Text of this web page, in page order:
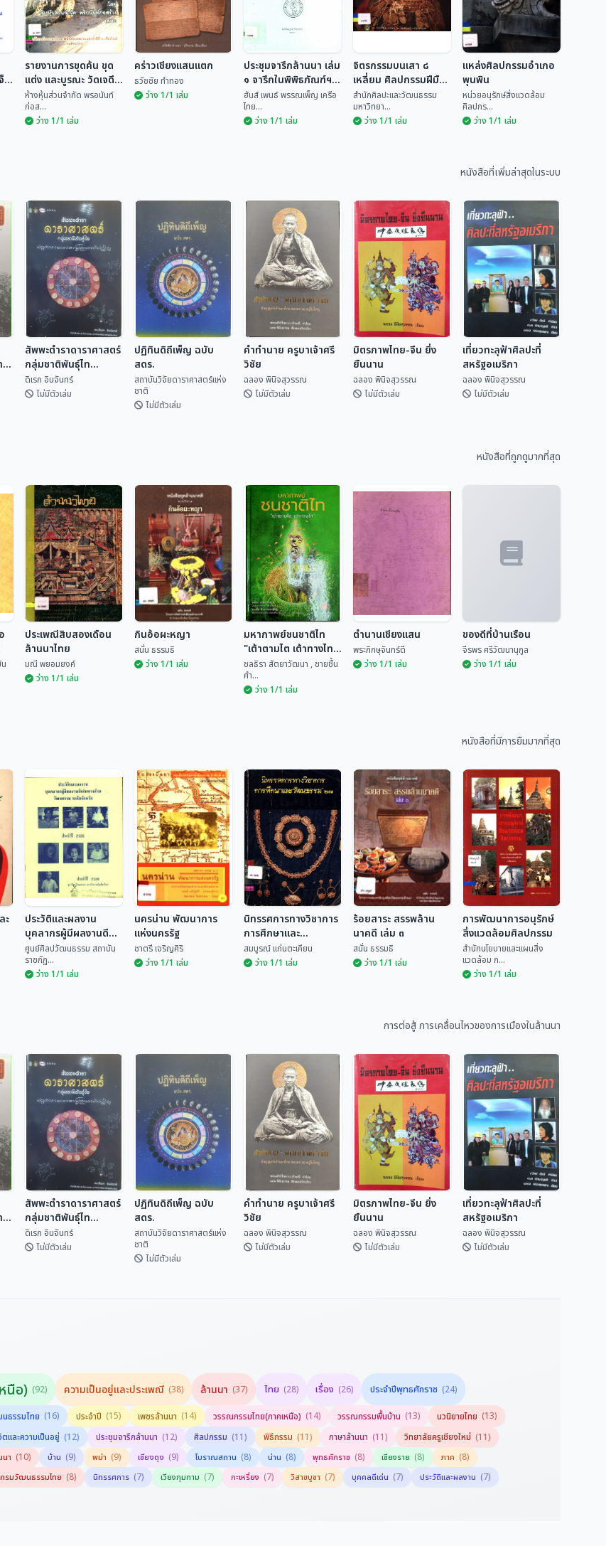
ด
รายงานการขุดค้น ขุด
แต่ง และบูรณะ วัดเจดีย์
หลวง อำเภอเชียงแสน
จังหวัดเชียงราย
ห้างหุ้นส่วนจำกัด พรอนันท์
ก่อส...
ว่าง 1/1 เล่ม
คร่าวเชียงแสนแตก
ธวัชชัย ทำทอง
ว่าง 1/1 เล่ม
ประชุมจารึกล้านนา เล่ม
๑ จารึกในพิพิธภัณฑ์ฯ
เชียงแสน
ฮันส์ เพนธ์ พรรณเพ็ญ เครือ
ไทย...
ว่าง 1/1 เล่ม
จิตรกรรมบนเสา ๘
เหลี่ยม ศิลปกรรมฝีมือ
ช่างพื้นบ้านวัดทรายงาม
อำเภอหล่มเก่า จังหวัด
เพชรบูรณ์
สำนักศิลปะและวัฒนธรรม
มหาวิทยา...
ว่าง 1/1 เล่ม
หน่วยอนุรักษ์สิ่งแวด...
แหล่งศิลปกรรมอำเภอ
พุนพิน
หน่วยอนุรักษ์สิ่งแวดล้อม
ศิลปกร...
ว่าง 1/1 เล่ม
หนังสือที่เพิ่มล่าสุดในระบบ
ก
สัพพะตำราดาราศาสตร์
กลุ่มชาติพันธุ์ไท
(ปริวรรตจากคัมภีร์ใบ
ลานและพับสา)
ดิเรก อินจันทร์
ไม่มีตัวเล่ม
ปฏิทินดิถีเพ็ญ ฉบับ
สดร.
สถาบันวิจัยดาราศาสตร์แห่ง
ชาติ
ไม่มีตัวเล่ม
คำทำนาย ครูบาเจ้าศรี
วิชัย
ฉลอง พินิจสุวรรณ
ไม่มีตัวเล่ม
มิตรภาพไทย-จีน ยิ่ง
ยืนนาน
ฉลอง พินิจสุวรรณ
ไม่มีตัวเล่ม
ฉลอง พินิจสุวรรณ
เที่ยวทะลุฟ้าศิลปะที่
สหรัฐอเมริกา
ฉลอง พินิจสุวรรณ
ไม่มีตัวเล่ม
หนังสือที่ถูกดูมากที่สุด
ประเพณีสิบสองเดือน
ล้านนาไทย
มณี พยอมยงค์
ว่าง 1/1 เล่ม
กินอ้อผะหญา
สนั่น ธรรมธิ
ว่าง 1/1 เล่ม
มหากาพย์ชนชาติไท
"เต้าตามไต เต้าทางไท"
เล่ม 2
ชลธิรา สัตยาวัฒนา , ชายชื้น
คำ...
ว่าง 1/1 เล่ม
ตำนานเชียงแสน
พระภิกษุจันทร์ดี
ว่าง 1/1 เล่ม
จีรพร ศรีวัฒนานุกูล
ของดีที่บ้านเรือน
จีรพร ศรีวัฒนานุกูล
ว่าง 1/1 เล่ม
หนังสือที่มีการยืมมากที่สุด
ะ
ประวัติและผลงาน
บุคลากรผู้มีผลงานดี
เด่นทางด้านวัฒนธรรม
ระดับจังหวัด ประจำปี
2535
ศูนย์ศิลปวัฒนธรรม สถาบัน
ราชภัฏ...
ว่าง 1/1 เล่ม
นครน่าน พัฒนาการ
แห่งนครรัฐ
ชาตรี เจริญศิริ
ว่าง 1/1 เล่ม
นิทรรศการทางวิชาการ
การศึกษาและ
วัฒนธรรม ๒๗
สมบูรณ์ แก่นตะเคียน
ว่าง 1/1 เล่ม
สนั่น ธรรมธิ
ร้อยสาระ สรรพล้าน
นาคดี เล่ม ๓
สนั่น ธรรมธิ
ว่าง 1/1 เล่ม
สิ่...
การพัฒนาการอนุรักษ์
สิ่งแวดล้อมศิลปกรรม
สำนักนโยบายและแผนสิ่ง
แวดล้อม ก...
ว่าง 1/1 เล่ม
การต่อสู้ การเคลื่อนไหวของการเมืองในล้านนา
ก
สัพพะตำราดาราศาสตร์
กลุ่มชาติพันธุ์ไท
(ปริวรรตจากคัมภีร์ใบ
ลานและพับสา)
ดิเรก อินจันทร์
ไม่มีตัวเล่ม
ปฏิทินดิถีเพ็ญ ฉบับ
สดร.
สถาบันวิจัยดาราศาสตร์แห่ง
ชาติ
ไม่มีตัวเล่ม
คำทำนาย ครูบาเจ้าศรี
วิชัย
ฉลอง พินิจสุวรรณ
ไม่มีตัวเล่ม
มิตรภาพไทย-จีน ยิ่ง
ยืนนาน
ฉลอง พินิจสุวรรณ
ไม่มีตัวเล่ม
เที่ยวทะลุฟ้าศิลปะที่
สหรัฐอเมริกา
ฉลอง พินิจสุวรรณ
ไม่มีตัวเล่ม
นือ) (92) ความเป็นอยู่และประเพณี (38) ล้านนา (37) ไทย (28) เรื่อง (26) ประจำปีพุทธศักราช (24)
ธรรมไทย (16) ประจำปี (15) เพชรล้านนา (14) วรรณกรรมไทย(ภาคเหนือ) (14) วรรณกรรมพื้นบ้าน (13) นวนิยายไทย (13)
ตและความเป็นอยู่ (12) ประชุมจารึกล้านนา (12) ศิลปกรรม (11) พิธีกรรม (11) ภาษาล้านนา (11) วิทยาลัยครูเชียงใหม่ (11)
นา (10) บ้าน (9) พม่า (9) เชียงตุง (9) โบราณสถาน (8) น่าน (8) พุทธศักราช (8) เชียงราย (8) ภาค (8)
รมวัฒนธรรมไทย (8) นิทรรศการ (7) เวียงกุมกาม (7) กะเหรี่ยง (7) วิสาขบูชา (7) บุคคลดีเด่น (7) ประวัติและผลงาน (7)